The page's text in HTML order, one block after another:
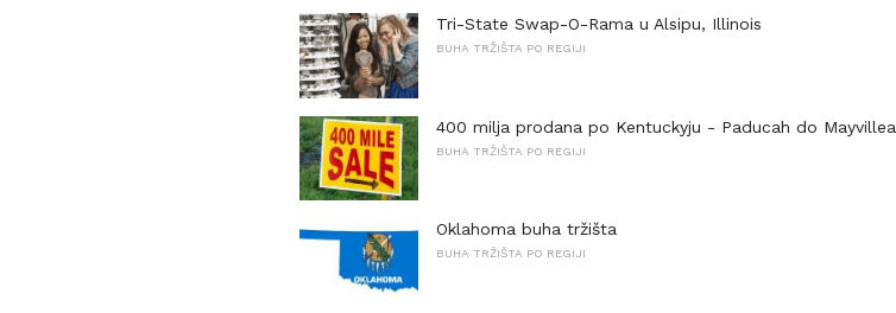
Tri-State Swap-O-Rama u Alsipu, Illinois
BUHA TRŽIŠTA PO REGIJI
400 milja prodana po Kentuckyju - Paducah do Mayvillea
BUHA TRŽIŠTA PO REGIJI
Oklahoma buha tržišta
BUHA TRŽIŠTA PO REGIJI